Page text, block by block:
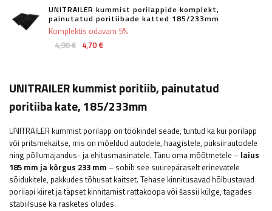
UNITRAILER kummist porilappide komplekt,
painutatud poritiibade katted 185/233mm
4,98 € 4,70 €
Komplektis odavam 5%
UNITRAILER kummist poritiib, painutatud
poritiiba kate, 185/233mm
UNITRAILER kummist porilapp on töökindel seade, tuntud ka kui porilapp
või pritsmekaitse, mis on mõeldud autodele, haagistele, puksiirautodele
ning põllumajandus- ja ehitusmasinatele. Tänu oma mõõtmetele – laius
185 mm ja kõrgus 233 mm – sobib see suurepäraselt erinevatele
sõidukitele, pakkudes tõhusat kaitset. Tehase kinnitusavad hõlbustavad
porilapi kiiret ja täpset kinnitamist rattakoopa või šassii külge, tagades
stabiilsuse ka rasketes oludes.